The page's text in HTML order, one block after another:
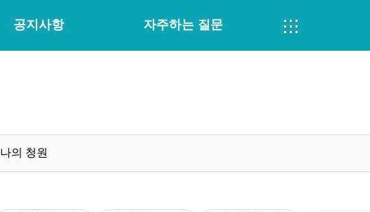
공지사항 자주하는 질문
나의 청원